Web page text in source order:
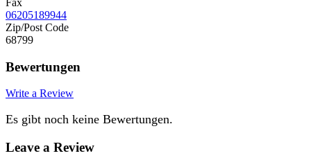
Fax
06205189944
Zip/Post Code
68799
Bewertungen
Write a Review
Es gibt noch keine Bewertungen.
Leave a Review